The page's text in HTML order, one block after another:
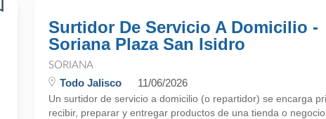
Surtidor De Servicio A Domicilio -
Soriana Plaza San Isidro
SORIANA
Todo Jalisco 11/06/2026
Un surtidor de servicio a domicilio (o repartidor) se encarga
recibir, preparar y entregar productos de una tienda o